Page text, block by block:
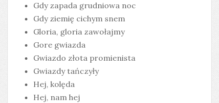
Gdy zapada grudniowa noc
Gdy ziemię cichym snem
Gloria, gloria zawołajmy
Gore gwiazda
Gwiazdo złota promienista
Gwiazdy tańczyły
Hej, kolęda
Hej, nam hej